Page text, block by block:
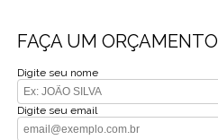
FAÇA UM ORÇAMENTO
Digite seu nome
Digite seu email